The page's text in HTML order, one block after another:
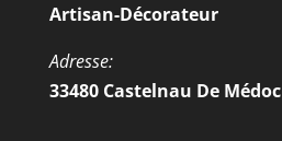
Artisan-Décorateur
Adresse:
33480 Castelnau De Médoc